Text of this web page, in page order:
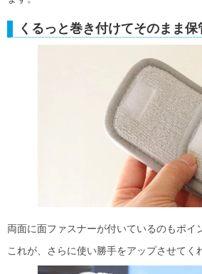
くるっと巻き付けてそのまま保
両面に面ファスナーが付いているのもポイ
これが、さらに使い勝手をアップさせてく